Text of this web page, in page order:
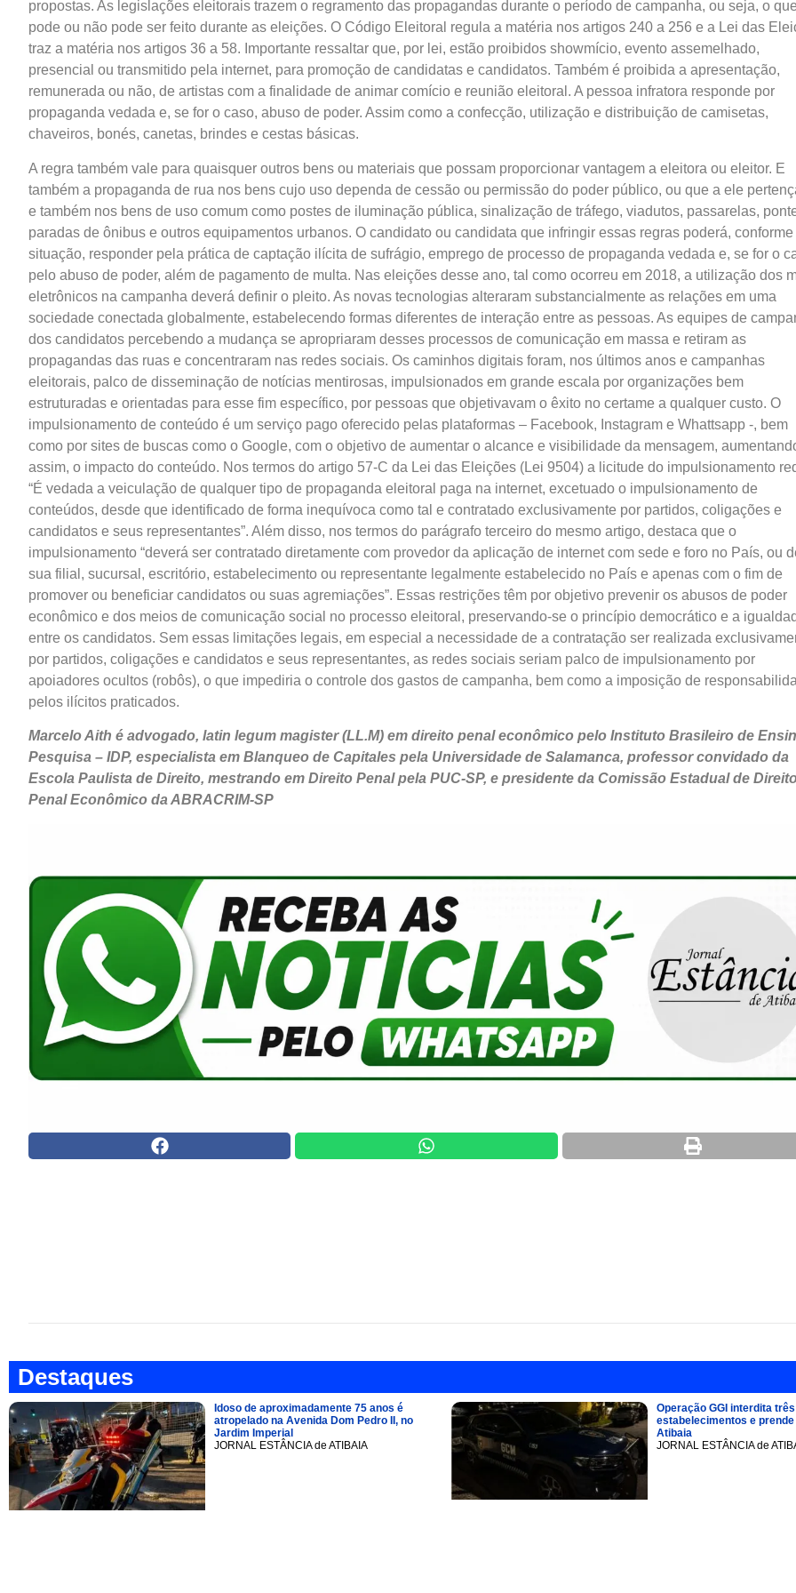
propostas. As legislações eleitorais trazem o regramento das propagandas durante o período de campanha, ou seja, o
pode ou não pode ser feito durante as eleições. O Código Eleitoral regula a matéria nos artigos 240 a 256 e a Lei das
traz a matéria nos artigos 36 a 58. Importante ressaltar que, por lei, estão proibidos showmício, evento assemelhado,
presencial ou transmitido pela internet, para promoção de candidatas e candidatos. Também é proibida a apresentação,
remunerada ou não, de artistas com a finalidade de animar comício e reunião eleitoral. A pessoa infratora responde por
propaganda vedada e, se for o caso, abuso de poder. Assim como a confecção, utilização e distribuição de camisetas,
chaveiros, bonés, canetas, brindes e cestas básicas.
A regra também vale para quaisquer outros bens ou materiais que possam proporcionar vantagem a eleitora ou eleitor. E
também a propaganda de rua nos bens cujo uso dependa de cessão ou permissão do poder público, ou que a ele
e também nos bens de uso comum como postes de iluminação pública, sinalização de tráfego, viadutos, passarelas,
paradas de ônibus e outros equipamentos urbanos. O candidato ou candidata que infringir essas regras poderá, conforme
situação, responder pela prática de captação ilícita de sufrágio, emprego de processo de propaganda vedada e, se for o
pelo abuso de poder, além de pagamento de multa. Nas eleições desse ano, tal como ocorreu em 2018, a utilização dos
eletrônicos na campanha deverá definir o pleito. As novas tecnologias alteraram substancialmente as relações em uma
sociedade conectada globalmente, estabelecendo formas diferentes de interação entre as pessoas. As equipes de
dos candidatos percebendo a mudança se apropriaram desses processos de comunicação em massa e retiram as
propagandas das ruas e concentraram nas redes sociais. Os caminhos digitais foram, nos últimos anos e campanhas
eleitorais, palco de disseminação de notícias mentirosas, impulsionados em grande escala por organizações bem
estruturadas e orientadas para esse fim específico, por pessoas que objetivavam o êxito no certame a qualquer custo. O
impulsionamento de conteúdo é um serviço pago oferecido pelas plataformas – Facebook, Instagram e Whattsapp -, bem
como por sites de buscas como o Google, com o objetivo de aumentar o alcance e visibilidade da mensagem,
assim, o impacto do conteúdo. Nos termos do artigo 57-C da Lei das Eleições (Lei 9504) a licitude do impulsionamento
“É vedada a veiculação de qualquer tipo de propaganda eleitoral paga na internet, excetuado o impulsionamento de
conteúdos, desde que identificado de forma inequívoca como tal e contratado exclusivamente por partidos, coligações e
candidatos e seus representantes”. Além disso, nos termos do parágrafo terceiro do mesmo artigo, destaca que o
impulsionamento “deverá ser contratado diretamente com provedor da aplicação de internet com sede e foro no País, ou
sua filial, sucursal, escritório, estabelecimento ou representante legalmente estabelecido no País e apenas com o fim de
promover ou beneficiar candidatos ou suas agremiações”. Essas restrições têm por objetivo prevenir os abusos de poder
econômico e dos meios de comunicação social no processo eleitoral, preservando-se o princípio democrático e a
entre os candidatos. Sem essas limitações legais, em especial a necessidade de a contratação ser realizada
por partidos, coligações e candidatos e seus representantes, as redes sociais seriam palco de impulsionamento por
apoiadores ocultos (robôs), o que impediria o controle dos gastos de campanha, bem como a imposição de
pelos ilícitos praticados.
Marcelo Aith é advogado, latin legum magister (LL.M) em direito penal econômico pelo Instituto Brasileiro de
Pesquisa – IDP, especialista em Blanqueo de Capitales pela Universidade de Salamanca, professor convidado da
Escola Paulista de Direito, mestrando em Direito Penal pela PUC-SP, e presidente da Comissão Estadual de
Penal Econômico da ABRACRIM-SP
Destaques
Idoso de aproximadamente 75 anos é
atropelado na Avenida Dom Pedro II, no
Jardim Imperial
JORNAL ESTÂNCIA de ATIBAIA
Operação GGI interdita três
estabelecimentos e
Atibaia
JORNAL ESTÂNCIA de